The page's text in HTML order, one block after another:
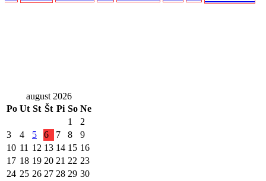
august 2026
Po Ut St Št Pi So Ne
1
2
3
4 5 6 7 8
9
10 11 12 13 14 15 16
17 18 19 20 21 22 23
24 25 26 27 28 29 30